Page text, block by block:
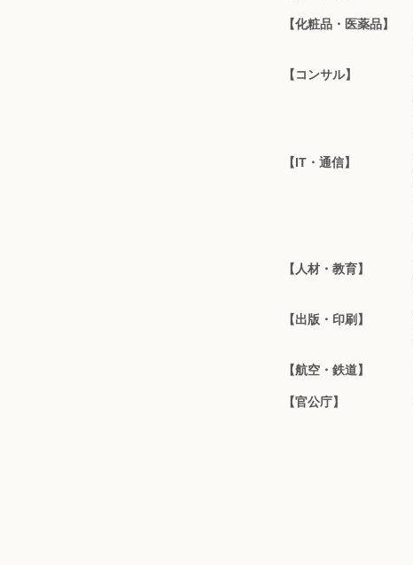
【化粧品・医薬品】
【コンサル】
【IT・通信】
【人材・教育】
【出版・印刷】
【航空・鉄道】
【官公庁】